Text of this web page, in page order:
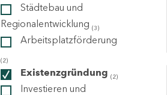
Städtebau und
Regionalentwicklung (3)
Arbeitsplatzförderung
(2)
Existenzgründung (2)
Investieren und